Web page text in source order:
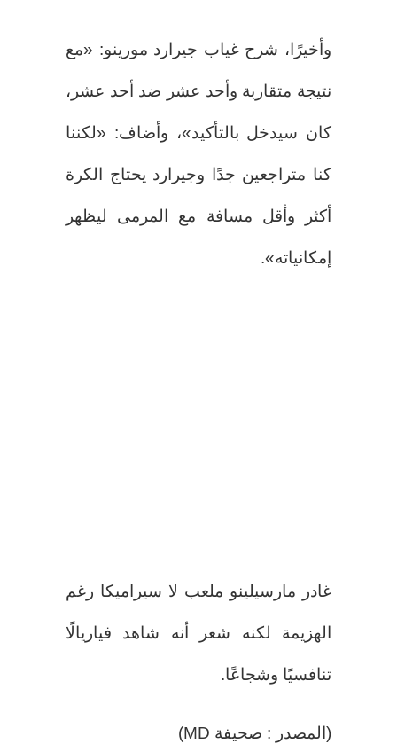
وأخيرًا، شرح غياب جيرارد مورينو: «مع
نتيجة متقاربة وأحد عشر ضد أحد عشر،
كان سيدخل بالتأكيد»، وأضاف: «لكننا
كنا متراجعين جدًا وجيرارد يحتاج الكرة
أكثر وأقل مسافة مع المرمى ليظهر
إمكانياته».
غادر مارسيلينو ملعب لا سيراميكا رغم
الهزيمة لكنه شعر أنه شاهد فياريالًا
تنافسيًا وشجاعًا.
(المصدر : صحيفة MD)